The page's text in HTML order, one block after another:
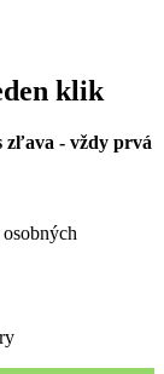
klik
zľava - vždy prvá